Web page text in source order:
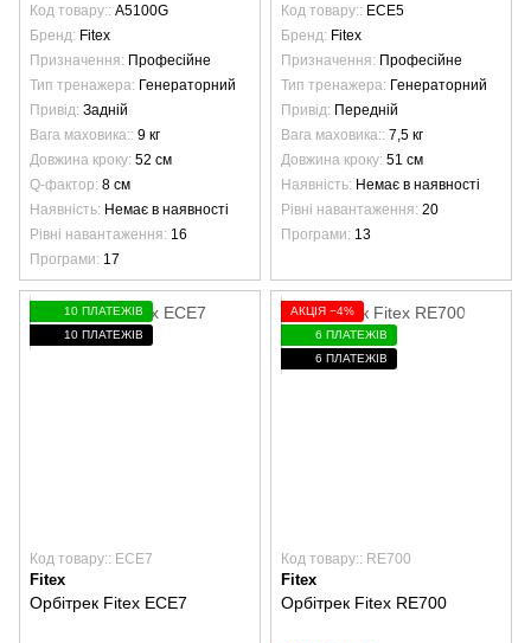
Код товару: A5100G
Бренд Fitex
Призначення
Професійне
Тип тренажера Генераторний
Привід Задній
Вага маховика: 9 кг
Довжина кроку 52 см
Q-фактор 8 см
Наявність Немає в наявності
Рівні навантаження 16
Програми 17
Код товару:
ECE5
Бренд Fitex
Призначення
Професійне
Тип тренажера Генераторний
Привід Передній
Вага маховика: 7,5 кг
Довжина кроку 51 см
Наявність Немає в наявності
Рівні навантаження 20
Програми 13
10 ПЛАТЕЖІВ
10 ПЛАТЕЖІВ
Код товару:: ECE7
Fitex
Орбітрек Fitex ECE7
АКЦІЯ −4%
6 ПЛАТЕЖІВ
6 ПЛАТЕЖІВ
Код товару:: RE700
Fitex
Орбітрек Fitex RE700